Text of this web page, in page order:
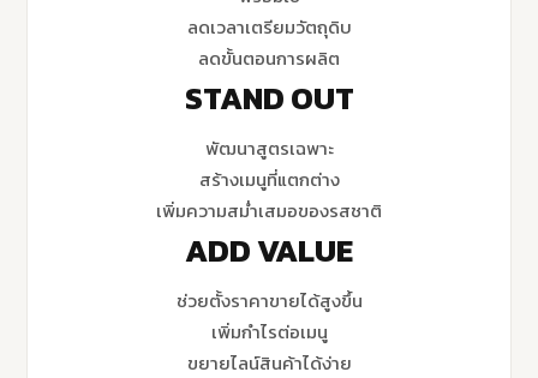
ลดเวลาเตรียมวัตถุดิบ
ลดขั้นตอนการผลิต
STAND OUT
พัฒนาสูตรเฉพาะ
สร้างเมนูที่แตกต่าง
เพิ่มความสม่ำเสมอของรสชาติ
ADD VALUE
ช่วยตั้งราคาขายได้สูงขึ้น
เพิ่มกำไรต่อเมนู
ขยายไลน์สินค้าได้ง่าย